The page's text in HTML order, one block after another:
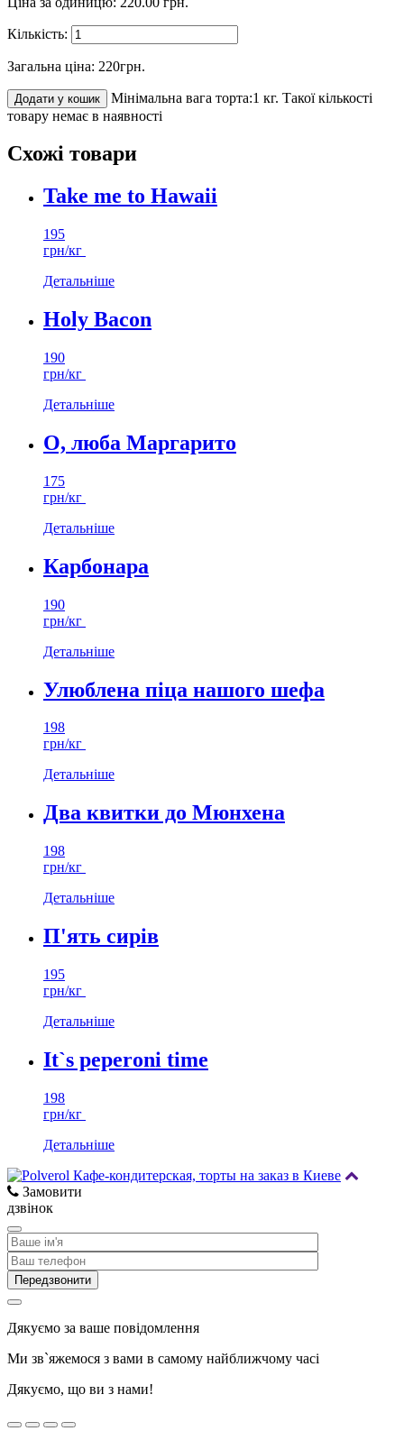
Кількість:
Загальна ціна: 220грн.
Додати у кошик Мінімальна вага торта:1 кг. Такої кількості
товару немає в наявності
Схожі товари
Take me to Hawaii
195
грн/кг
Детальніше
Holy Bacon
190
грн/кг
Детальніше
О, люба Маргарито
175
грн/кг
Детальніше
Карбонара
190
грн/кг
Детальніше
Улюблена піца нашого шефа
198
грн/кг
Детальніше
Два квитки до Мюнхена
198
грн/кг
Детальніше
П'ять сирів
195
грн/кг
Детальніше
It`s peperoni time
198
грн/кг
Детальніше
Замовити
дзвінок
Дякуємо за ваше повідомлення
Ми зв`яжемося з вами в самому найближчому часі
Дякуємо, що ви з нами!